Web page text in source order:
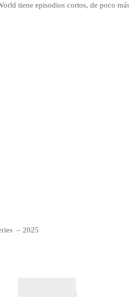
tiene episodios cortos, de poco
– 2025